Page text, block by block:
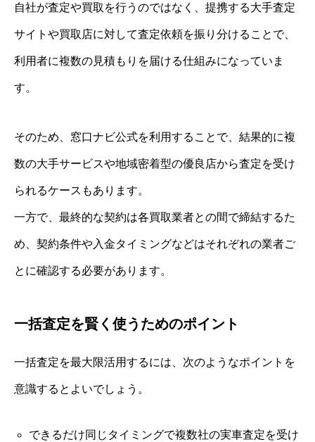
自社が査定や買取を行うのではなく、提携する大手査定
サイトや買取店に対して査定依頼を振り分けることで、
利用者に複数の見積もりを届ける仕組みになっていま
す。
そのため、窓口ナビ公式を利用することで、結果的に複
数の大手サービスや地域密着型の優良店から査定を受け
られるケースもあります。
一方で、最終的な契約は各買取業者との間で締結するた
め、契約条件や入金タイミングなどはそれぞれの業者ご
とに確認する必要があります。
一括査定を賢く使うためのポイント
一括査定を最大限活用するには、次のようなポイントを
意識するとよいでしょう。
できるだけ同じタイミングで複数社の実車査定を受け